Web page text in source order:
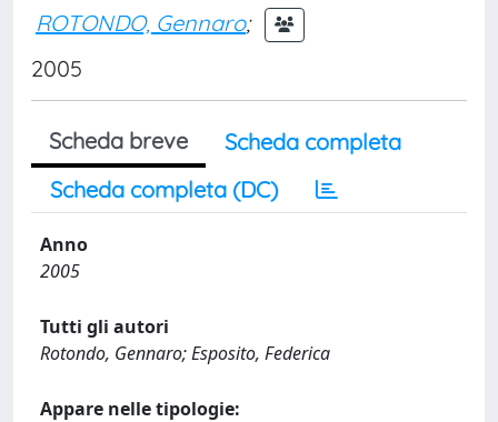
ROTONDO, Gennaro;
2005
Scheda breve
Scheda completa
Scheda completa (DC)
Anno
2005
Tutti gli autori
Rotondo, Gennaro; Esposito, Federica
Appare nelle tipologie: